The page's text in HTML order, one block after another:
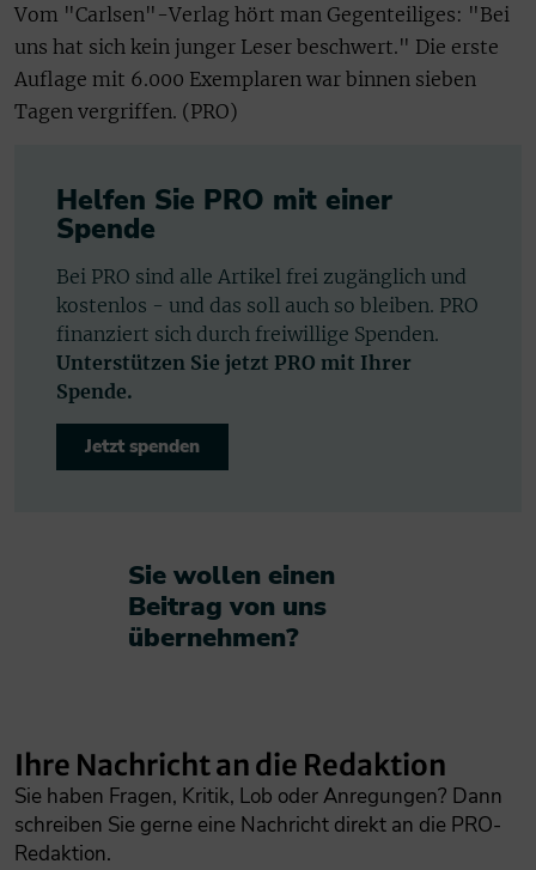
Vom "Carlsen"-Verlag hört man Gegenteiliges: "Bei
uns hat sich kein junger Leser beschwert." Die erste
Auflage mit 6.000 Exemplaren war binnen sieben
Tagen vergriffen. (PRO)
Helfen Sie PRO mit einer
Spende
Bei PRO sind alle Artikel frei zugänglich und
kostenlos - und das soll auch so bleiben. PRO
finanziert sich durch freiwillige Spenden.
Unterstützen Sie jetzt PRO mit Ihrer
Spende.
Jetzt spenden
Sie wollen einen
Beitrag von uns
übernehmen?​
Ihre Nachricht an die Redaktion
Sie haben Fragen, Kritik, Lob oder Anregungen? Dann
schreiben Sie gerne eine Nachricht direkt an die PRO-
Redaktion.